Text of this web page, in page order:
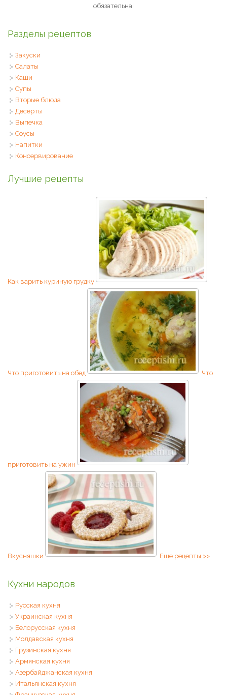
обязательна!
Разделы рецептов
Закуски
Салаты
Каши
Супы
Вторые блюда
Десерты
Выпечка
Соусы
Напитки
Консервирование
Лучшие рецепты
Как варить куриную грудку
Что приготовить на обед Что
приготовить на ужин
Вкусняшки Еще рецепты >>
Кухни народов
Русская кухня
Украинская кухня
Белорусская кухня
Молдавская кухня
Грузинская кухня
Армянская кухня
Азербайджанская кухня
Итальянская кухня